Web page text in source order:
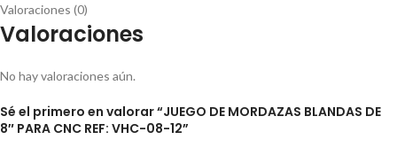
Valoraciones (0)
Valoraciones
No hay valoraciones aún.
Sé el primero en valorar “JUEGO DE MORDAZAS BLANDAS DE
8″ PARA CNC REF: VHC-08-12”